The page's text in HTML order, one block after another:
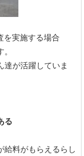
を実施する場合
達が活躍していま
る
給料がもらえるらし